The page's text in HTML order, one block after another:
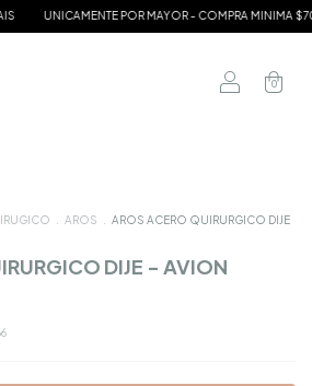
UNICAMENTE POR MAYOR - COMPRA MINIMA $70.000
0
AROS
AROS ACERO QUIRURGICO DIJE
DIJE - AVION